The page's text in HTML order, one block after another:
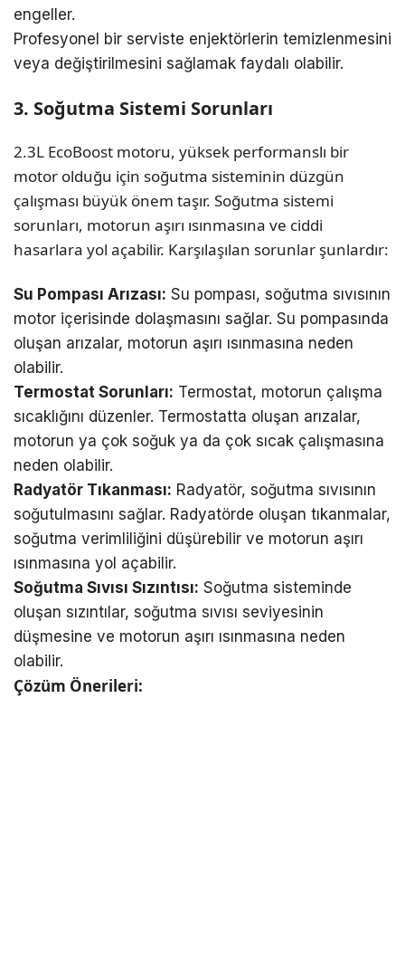
engeller.
Profesyonel bir serviste enjektörlerin temizlenmesini
veya değiştirilmesini sağlamak faydalı olabilir.
3. Soğutma Sistemi Sorunları
2.3L EcoBoost motoru, yüksek performanslı bir
motor olduğu için soğutma sisteminin düzgün
çalışması büyük önem taşır. Soğutma sistemi
sorunları, motorun aşırı ısınmasına ve ciddi
hasarlara yol açabilir. Karşılaşılan sorunlar şunlardır:
Su Pompası Arızası: Su pompası, soğutma sıvısının
motor içerisinde dolaşmasını sağlar. Su pompasında
oluşan arızalar, motorun aşırı ısınmasına neden
olabilir.
Termostat Sorunları: Termostat, motorun çalışma
sıcaklığını düzenler. Termostatta oluşan arızalar,
motorun ya çok soğuk ya da çok sıcak çalışmasına
neden olabilir.
Radyatör Tıkanması: Radyatör, soğutma sıvısının
soğutulmasını sağlar. Radyatörde oluşan tıkanmalar,
soğutma verimliliğini düşürebilir ve motorun aşırı
ısınmasına yol açabilir.
Soğutma Sıvısı Sızıntısı: Soğutma sisteminde
oluşan sızıntılar, soğutma sıvısı seviyesinin
düşmesine ve motorun aşırı ısınmasına neden
olabilir.
Çözüm Önerileri: